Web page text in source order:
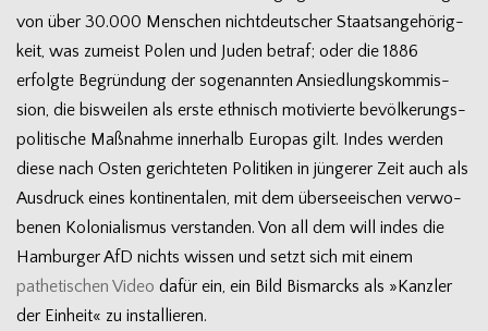
von über 30.000 Men­schen nicht­deut­scher Staats­an­ge­hö­rig­
keit, was zumeist Polen und Juden betraf; oder die 1886
erfolgte Begrün­dung der soge­nann­ten Ansied­lungs­kom­mis­
sion, die bis­wei­len als erste eth­nisch moti­vierte bevöl­ke­rungs­
po­li­ti­sche Maß­nahme inner­halb Euro­pas gilt. Indes wer­den
diese nach Osten gerich­te­ten Poli­ti­ken in jün­ge­rer Zeit auch als
Aus­druck eines kon­ti­nen­ta­len, mit dem über­see­ischen ver­wo­
be­nen Kolo­nia­lis­mus ver­stan­den. Von all dem will indes die
Ham­bur­ger AfD nichts wis­sen und setzt sich mit einem
pathe­ti­schen Video dafür ein, ein Bild Bis­marcks als »Kanz­ler
der Ein­heit« zu installieren.